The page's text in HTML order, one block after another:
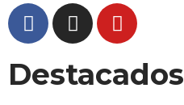
Destacados